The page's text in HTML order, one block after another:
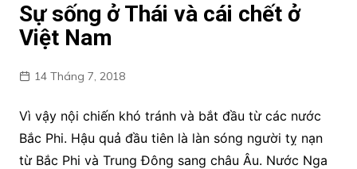
Sự sống ở Thái và cái chết ở
Việt Nam
14 Tháng 7, 2018
Vì vậy nội chiến khó tránh và bắt đầu từ các nước
Bắc Phi. Hậu quả đầu tiên là làn sóng người tỵ nạn
từ Bắc Phi và Trung Đông sang châu Âu. Nước Nga